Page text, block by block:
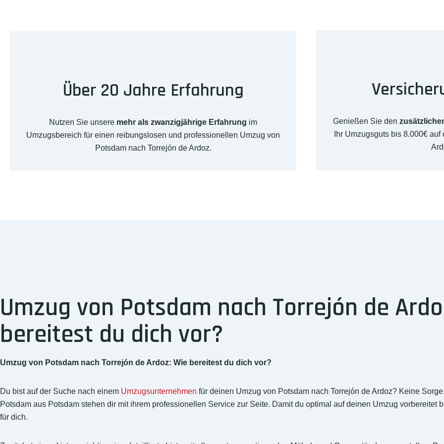
Über 20 Jahre Erfahrung
Nutzen Sie unsere mehr als zwanzigjährige Erfahrung im
Umzugsbereich für einen reibungslosen und professionellen Umzug von
Potsdam nach Torrejón de Ardoz.
Genießen Sie den
Ihr Umzugsguts bis 8.000€
Umzug von Potsdam nach Torrejón de
bereitest du dich vor?
Umzug von Potsdam nach Torrejón de Ardoz: Wie bereitest du dich vor?
Du bist auf der Suche nach einem Umzugsunternehmen für deinen Umzug von Potsdam nach Torrejón de Ardoz? Keine
Potsdam aus Potsdam stehen dir mit ihrem professionellen Service zur Seite. Damit du optimal auf deinen Umzug vorbereitet
für dich.